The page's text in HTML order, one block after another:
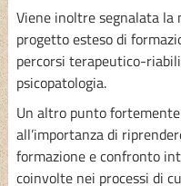
Viene inoltre segnalata la
progetto esteso di
percorsi terapeutico-
psicopatologia.
Un altro punto
all’importanza di
formazione e confronto
coinvolte nei processi di